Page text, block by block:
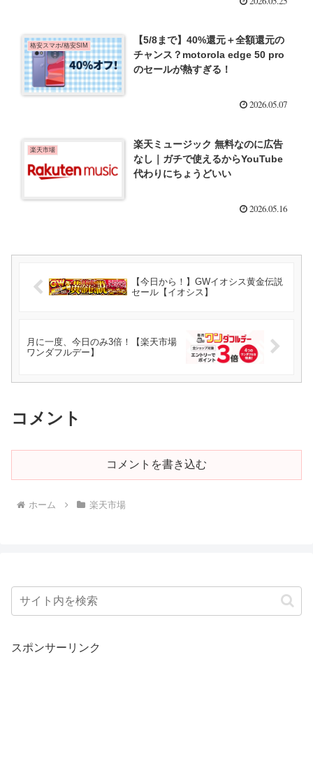
格安スマホ/格安SIM
【5/8まで】40%還元＋全額還元の
チャンス？motorola edge 50 pro
のセールが熱すぎる！
2026.05.07
楽天市場
楽天ミュージック 無料なのに広告
なし｜ガチで使えるからYouTube
代わりにちょうどいい
2026.05.16
【今日から！】GWイオシス黄金伝説
セール【イオシス】
月に一度、今日のみ3倍！【楽天市場
ワンダフルデー】
コメント
コメントを書き込む
ホーム 楽天市場
スポンサーリンク